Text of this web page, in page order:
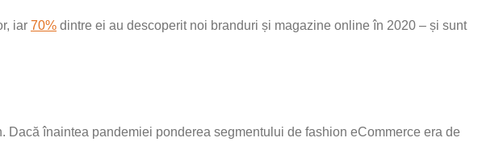
iar 70% dintre ei au descoperit noi branduri și magazine online în 2020 – și sunt
înaintea pandemiei ponderea segmentului de fashion eCommerce era de